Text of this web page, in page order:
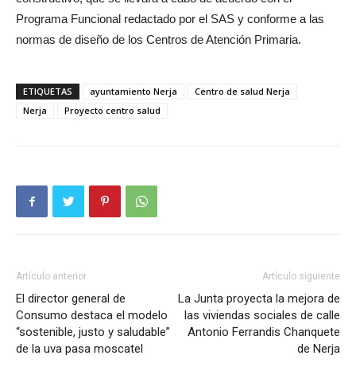
Programa Funcional redactado por el SAS y conforme a las
normas de diseño de los Centros de Atención Primaria.
ETIQUETAS ayuntamiento Nerja
Centro de salud Nerja
Nerja
Proyecto centro salud
Artículo anterior
El director general de
Consumo destaca el modelo
“sostenible, justo y saludable”
de la uva pasa moscatel
Artículo siguiente
La Junta proyecta la mejora de
las viviendas sociales de calle
Antonio Ferrandis Chanquete
de Nerja